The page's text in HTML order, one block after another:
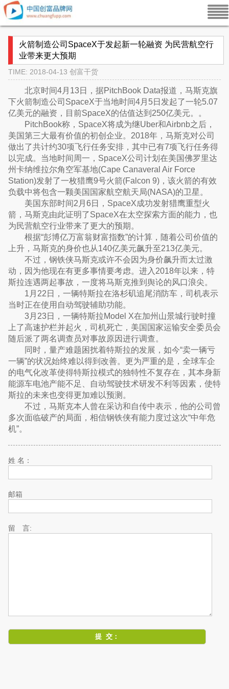
火箭制造公司SpaceX于发起新一轮融资 为民营航空行
业带来更大预期
TIME: 2018-04-13 创富干货
北京时间4月13日，据PitchBook Data报道，马斯克旗
下火箭制造公司SpaceX于当地时间4月5日发起了一轮5.07
亿美元的融资，目前SpaceX的估值达到250亿美元。。
PitchBook称，SpaceX将成为继Uber和Airbnb之后，
美国第三大最有价值的初创企业。2018年，马斯克对公司
做出了共计约30项飞行任务安排，其中已有7项飞行任务得
以完成。当地时间周一，SpaceX公司计划在美国佛罗里达
州卡纳维拉尔角空军基地(Cape Canaveral Air Force
Station)发射了一枚猎鹰9号火箭(Falcon 9)，该火箭的有效
负载中将包含一颗美国国家航空航天局(NASA)的卫星。
美国东部时间2月6日，SpaceX成功发射猎鹰重型火
箭，马斯克由此证明了SpaceX在太空探索方面的能力，也
为民营航空行业带来了更大的预期。
根据“彭博亿万富翁财富指数”的计算，随着公司价值的
上升，马斯克的身价也从140亿美元飙升至213亿美元。
不过，钢铁侠马斯克或许不会因为身价飙升而太过激
动，因为他现在有更多事情要考虑。进入2018年以来，特
斯拉连遇两起事故，一度将马斯克推到舆论的风口浪尖。
1月22日，一辆特斯拉在洛杉矶追尾消防车，司机表示
当时正在使用自动驾驶辅助功能。
3月23日，一辆特斯拉Model X在加州山景城行驶时撞
上了高速护栏并起火，司机死亡，美国国家运输安全委员会
随后派了两名调查员对事故原因进行调查。
同时，量产难题困扰着特斯拉的发展，如今“卖一辆亏
一辆”的状况始终难以得到改善。更为严重的是，全球车企
的电气化改革使得特斯拉模式的独特性不复存在，其本身新
能源车电池产能不足、自动驾驶技术研发不利等因素，使特
斯拉的未来也变得更加难以预测。
不过，马斯克本人曾在采访和自传中表示，他的公司曾
多次面临破产的局面，相信钢铁侠有能力度过这次“中年危
机”。
姓 名：
邮箱
留 言: